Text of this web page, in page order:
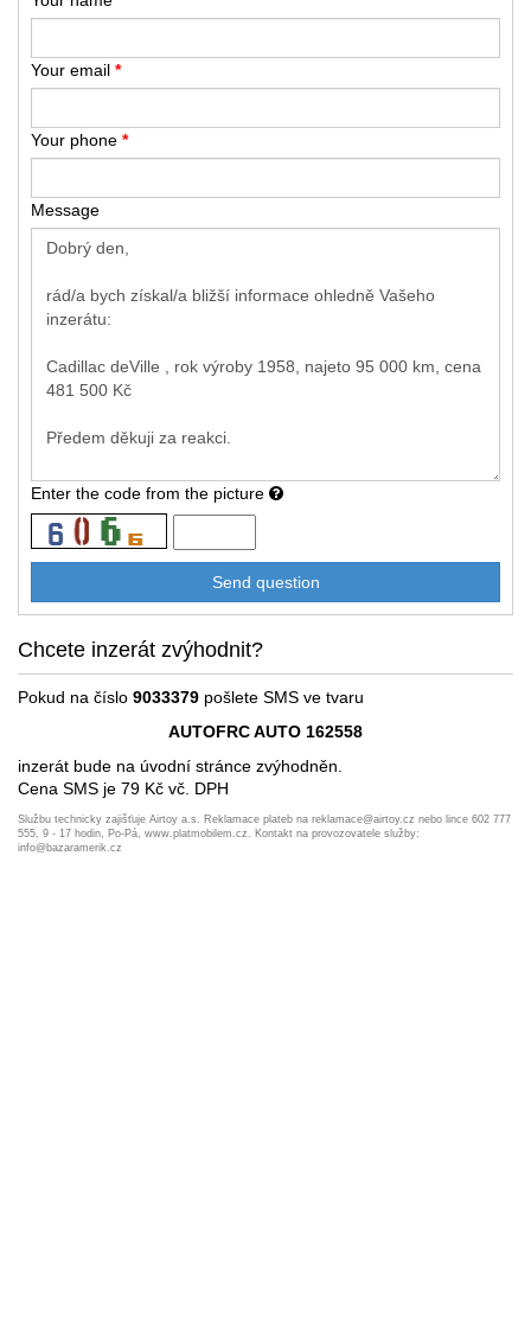
Your email *
Your phone *
Message
Enter the code from the picture
Chcete inzerát zvýhodnit?
Pokud na číslo 9033379 pošlete SMS ve tvaru
AUTOFRC AUTO 162558
inzerát bude na úvodní stránce zvýhodněn.
Cena SMS je 79 Kč vč. DPH
Službu technicky zajišťuje Airtoy a.s. Reklamace plateb na reklamace@airtoy.cz nebo lince 602 777
555, 9 - 17 hodin, Po-Pá, www.platmobilem.cz. Kontakt na provozovatele služby:
info@bazaramerik.cz